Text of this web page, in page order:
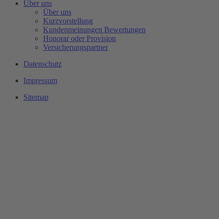
Über uns
Über uns
Kurzvorstellung
Kundenmeinungen Bewertungen
Honorar oder Provision
Versicherungspartner
Datenschutz
Impressum
Sitemap